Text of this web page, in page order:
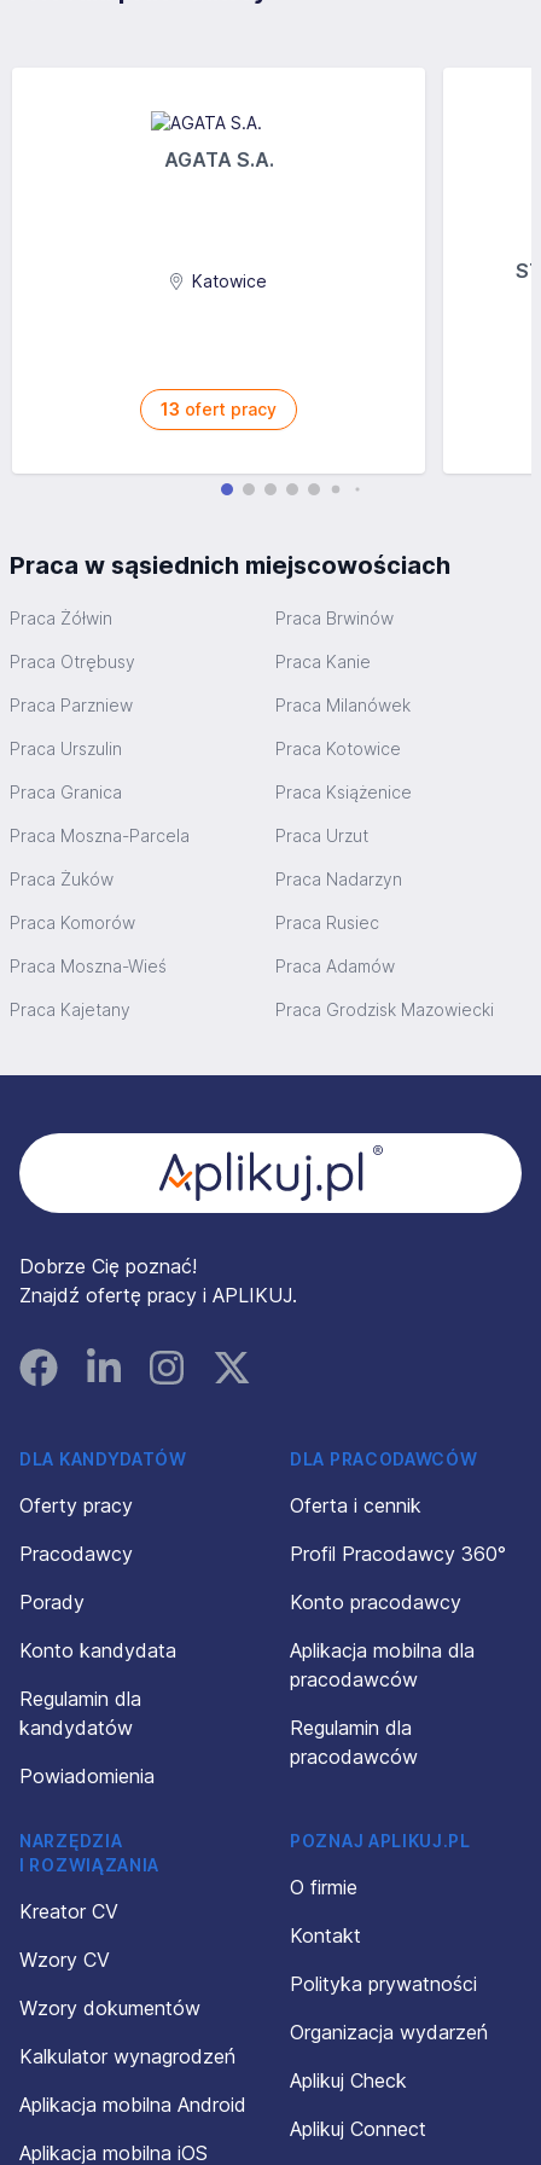
AGATA S.A.
Katowice
13 ofert pracy
Praca w sąsiednich miejscowościach
Praca Żółwin Praca Brwinów
Praca Otrębusy Praca Kanie
Praca Parzniew Praca Milanówek
Praca Urszulin Praca Kotowice
Praca Granica Praca Książenice
Praca Moszna-Parcela Praca Urzut
Praca Żuków Praca Nadarzyn
Praca Komorów Praca Rusiec
Praca Moszna-Wieś Praca Adamów
Praca Kajetany Praca Grodzisk Mazowiecki
Dobrze Cię poznać!
Znajdź ofertę pracy i APLIKUJ.
FacebookLinked InInstagramInstagram
DLA KANDYDATÓW
Oferty pracy
Pracodawcy
Porady
Konto kandydata
Regulamin dla
kandydatów
Powiadomienia
DLA PRACODAWCÓW
Oferta i cennik
Profil Pracodawcy 360°
Konto pracodawcy
Aplikacja mobilna dla
pracodawców
Regulamin dla
pracodawców
NARZĘDZIA
I ROZWIĄZANIA
Kreator CV
Wzory CV
Wzory dokumentów
Kalkulator wynagrodzeń
Aplikacja mobilna Android
Aplikacja mobilna iOS
POZNAJ APLIKUJ.PL
O firmie
Kontakt
Polityka prywatności
Organizacja wydarzeń
Aplikuj Check
Aplikuj Connect